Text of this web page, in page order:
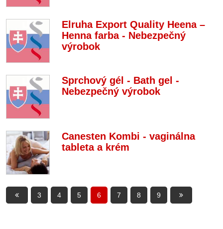
Elruha Export Quality Heena –
Henna farba - Nebezpečný
výrobok
Sprchový gél - Bath gel -
Nebezpečný výrobok
Canesten Kombi - vaginálna
tableta a krém
3 4 5 6 7 8 9